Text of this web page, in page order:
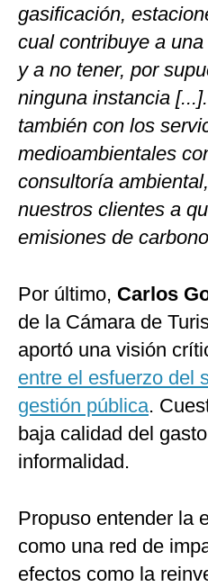
gasificación,
cual contribuye a
y a no tener, por
ninguna instancia
también con los
medioambientales
consultoría
nuestros clientes a
emisiones de
Por último, Carlos
de la Cámara de
aportó una visión
entre el esfuerzo del
gestión pública.
baja calidad del
informalidad.
Propuso entender la
como una red de
efectos como la